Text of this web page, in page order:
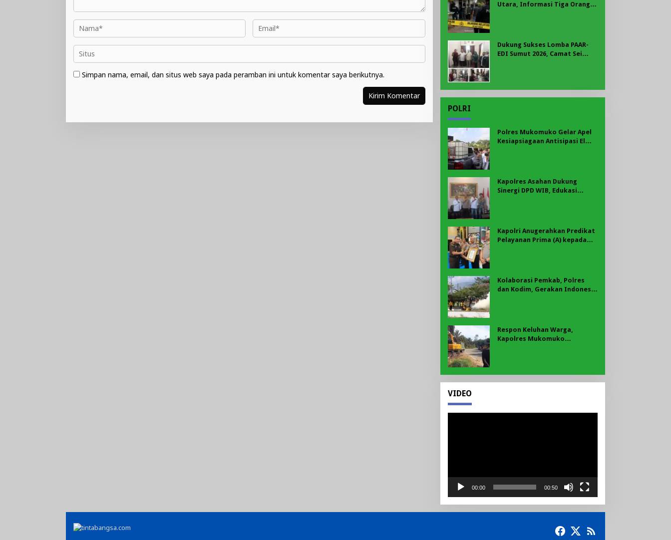
Simpan nama, email, dan situs web saya pada peramban ini untuk komentar saya berikutnya.
Utara, Informasi Tiga Orang
Dukung Sukses Lomba PAAR-
EDI Sumut 2026, Camat Sei
POLRI
Polres Mukomuko Gelar Apel
Kesiapsiagaan Antisipasi El
Kapolres Asahan Dukung
Sinergi DPD WIB, Edukasi
Kapolri Anugerahkan Predikat
Pelayanan Prima (A) kepada
Kolaborasi Pemkab, Polres
dan Kodim, Gerakan Indonesia
Respon Keluhan Warga,
Kapolres Mukomuko
Ruas jalan Lintas
VIDEO
00:00 00:50